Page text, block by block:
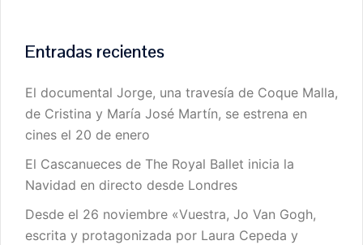
Entradas recientes
El documental Jorge, una travesía de Coque Malla,
de Cristina y María José Martín, se estrena en
cines el 20 de enero
El Cascanueces de The Royal Ballet inicia la
Navidad en directo desde Londres
Desde el 26 noviembre «Vuestra, Jo Van Gogh,
escrita y protagonizada por Laura Cepeda y